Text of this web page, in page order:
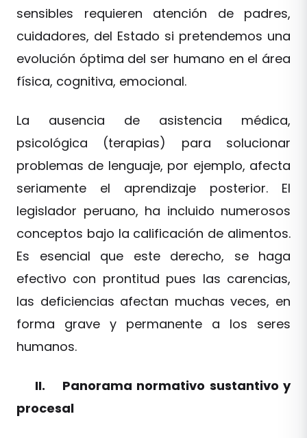
sensibles requieren atención de padres,
cuidadores, del Estado si pretendemos una
evolución óptima del ser humano en el área
física, cognitiva, emocional.
La ausencia de asistencia médica,
psicológica (terapias) para solucionar
problemas de lenguaje, por ejemplo, afecta
seriamente el aprendizaje posterior. El
legislador peruano, ha incluido numerosos
conceptos bajo la calificación de alimentos.
Es esencial que este derecho, se haga
efectivo con prontitud pues las carencias,
las deficiencias afectan muchas veces, en
forma grave y permanente a los seres
humanos.
II. Panorama normativo sustantivo y
procesal